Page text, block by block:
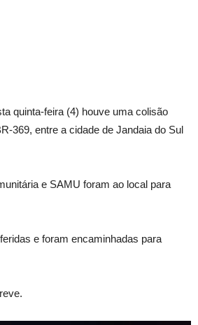
quinta-feira (4) houve uma colisão
369, entre a cidade de Jandaia do Sul
e SAMU foram ao local para
e foram encaminhadas para